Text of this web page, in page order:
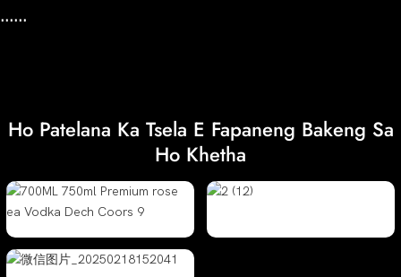
......
Ho Patelana Ka Tsela E Fapaneng Bakeng Sa
Ho Khetha